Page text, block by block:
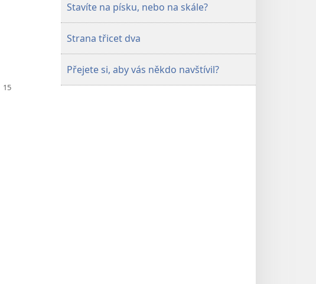
Stavíte na písku, nebo na skále?
Strana třicet dva
Přejete si, aby vás někdo navštívil?